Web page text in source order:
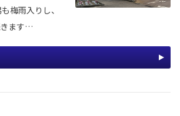
梅雨入りし、
ます…